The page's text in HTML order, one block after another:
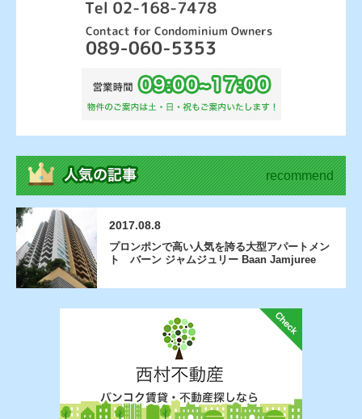
recommend
2017.08.8
プロンポンで高い人気を誇る大型アパートメン
ト バーン ジャムジュリー Baan Jamjuree